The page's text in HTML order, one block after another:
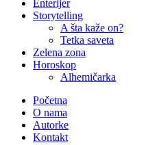
Enterijer
Storytelling
A šta kaže on?
Tetka saveta
Zelena zona
Horoskop
Alhemičarka
Početna
O nama
Autorke
Kontakt